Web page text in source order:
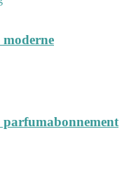
moderne
parfumabonnement